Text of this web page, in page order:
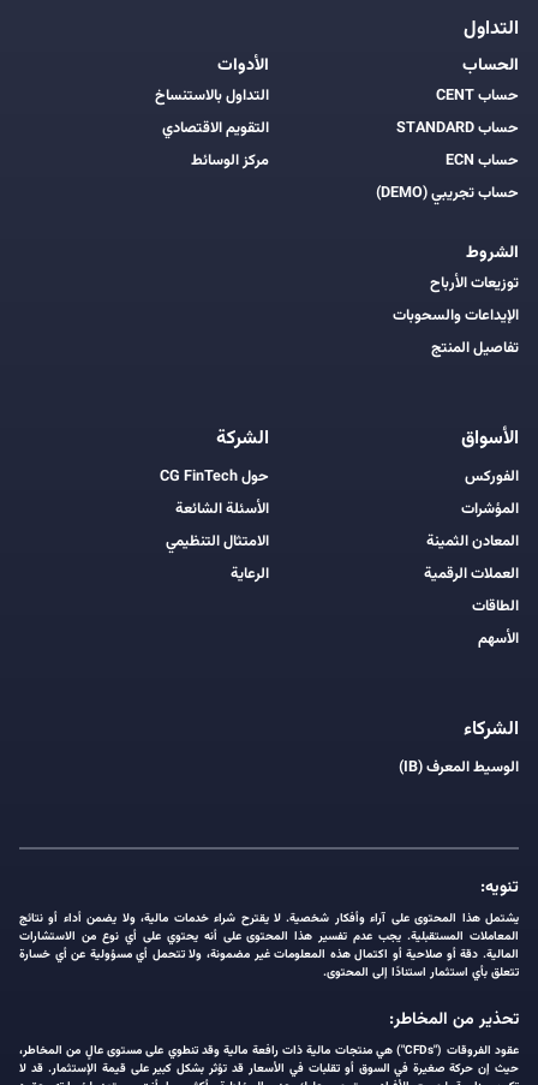
التداول
الحساب
حساب CENT
حساب STANDARD
حساب ECN
حساب تجريبي (DEMO)
الشروط
توزيعات الأرباح
الإيداعات والسحوبات
تفاصيل المنتج
الأدوات
التداول بالاستنساخ
التقويم الاقتصادي
مركز الوسائط
الأسواق
الفوركس
المؤشرات
المعادن الثمينة
العملات الرقمية
الطاقات
الأسهم
الشركة
حول CG FinTech
الأسئلة الشائعة
الامتثال التنظيمي
الرعاية
الشركاء
الوسيط المعرف (IB)
تنويه:
يشتمل هذا المحتوى على آراء وأفكار شخصية. لا يقترح شراء خدمات مالية، ولا يضمن أداء أو نتائج
المعاملات المستقبلية. يجب عدم تفسير هذا المحتوى على أنه يحتوي على أي نوع من الاستشارات
المالية. دقة أو صلاحية أو اكتمال هذه المعلومات غير مضمونة، ولا تتحمل أي مسؤولية عن أي خسارة
تتعلق بأي استثمار استنادًا إلى المحتوى.
تحذير من المخاطر:
عقود الفروقات ("CFDs") هي منتجات مالية ذات رافعة مالية وقد تنطوي على مستوى عالٍ من المخاطر،
حيث إن حركة صغيرة في السوق أو تقلبات في الأسعار قد تؤثر بشكل كبير على قيمة الإستثمار. قد لا